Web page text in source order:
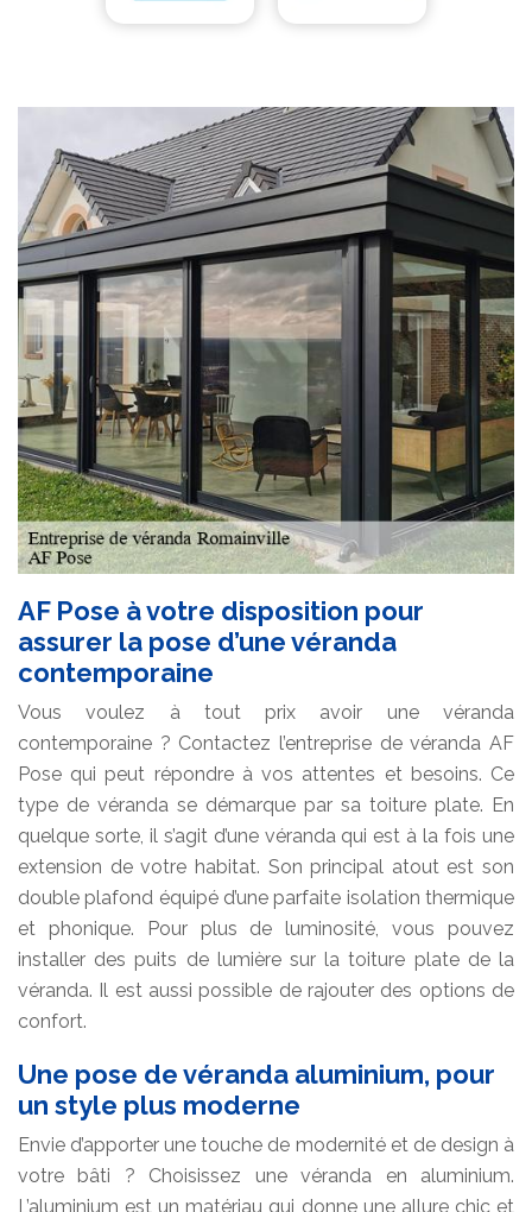
AF Pose à votre disposition pour
assurer la pose d’une véranda
contemporaine
Vous voulez à tout prix avoir une véranda
contemporaine ? Contactez l’entreprise de véranda AF
Pose qui peut répondre à vos attentes et besoins. Ce
type de véranda se démarque par sa toiture plate. En
quelque sorte, il s’agit d’une véranda qui est à la fois une
extension de votre habitat. Son principal atout est son
double plafond équipé d’une parfaite isolation thermique
et phonique. Pour plus de luminosité, vous pouvez
installer des puits de lumière sur la toiture plate de la
véranda. Il est aussi possible de rajouter des options de
confort.
Une pose de véranda aluminium, pour
un style plus moderne
Envie d’apporter une touche de modernité et de design à
votre bâti ? Choisissez une véranda en aluminium.
L’aluminium est un matériau qui donne une allure chic et